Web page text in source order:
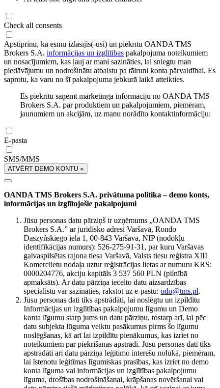
Check all consents
Apstiprinu, ka esmu izlasījis(-usi) un piekrītu OANDA TMS
Brokers S.A. informācijas un izglītības pakalpojuma noteikumiem
un nosacījumiem, kas ļauj ar mani sazināties, lai sniegtu man
piedāvājumu un nodrošinātu atbalstu pa tālruni konta pārvaldībai. Es
saprotu, ka varu no šī pakalpojuma jebkurā laikā atteikties.
Es piekrītu saņemt mārketinga informāciju no OANDA TMS
Brokers S.A. par produktiem un pakalpojumiem, piemēram,
jaunumiem un akcijām, uz manu norādīto kontaktinformāciju:
E-pasta
SMS/MMS
ATVĒRT DEMO KONTU »
OANDA TMS Brokers S.A. privātuma politika – demo konts,
informācijas un izglītojošie pakalpojumi
Jūsu personas datu pārziņš ir uzņēmums „OANDA TMS
Brokers S.A.” ar juridisko adresi Varšavā, Rondo
Daszyńskiego iela 1, 00-843 Varšava, NIP (nodokļu
identifikācijas numurs): 526-275-91-31, par kuru Varšavas
galvaspilsētas rajona tiesa Varšavā, Valsts tiesu reģistra XIII
Komerclietu nodaļa uztur reģistrācijas lietas ar numuru KRS:
0000204776, akciju kapitāls 3 537 560 PLN (pilnībā
apmaksāts). Ar datu pārziņa iecelto datu aizsardzības
speciālistu var sazināties, rakstot uz e-pastu: odo@tms.pl.
Jūsu personas dati tiks apstrādāti, lai noslēgtu un izpildītu
Informācijas un izglītības pakalpojumu līgumu un Demo
konta līgumu starp jums un datu pārziņu, tostarp arī, lai pēc
datu subjekta lūguma veiktu pasākumus pirms šo līgumu
noslēgšanas, kā arī lai izpildītu pienākumus, kas izriet no
noteikumiem par piekrišanas apstrādi. Jūsu personas dati tiks
apstrādāti arī datu pārziņa leģitīmo interešu nolūkā, piemēram,
lai īstenotu leģitīmas līgumiskas prasības, kas izriet no demo
konta līguma vai informācijas un izglītības pakalpojumu
līguma, drošības nodrošināšanai, krāpšanas novēršanai vai